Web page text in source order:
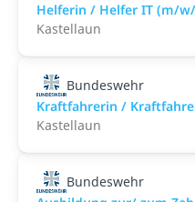
Helferin / Helfer IT (m/
Kastellaun
Bundeswehr
Kraftfahrerin /
Kastellaun
Bundeswehr